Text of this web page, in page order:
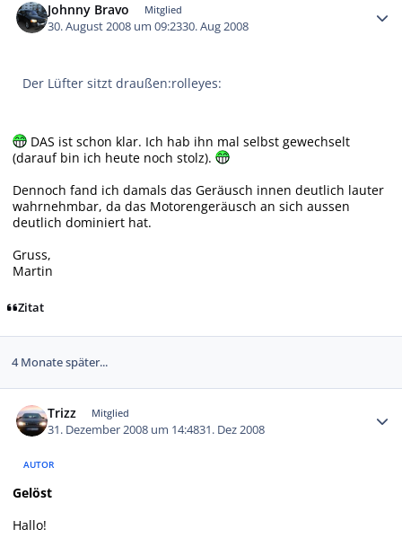
Johnny Bravo Mitglied
30. August 2008 um 09:2330. Aug 2008
Der Lüfter sitzt draußen:rolleyes:
DAS ist schon klar. Ich hab ihn mal selbst gewechselt
(darauf bin ich heute noch stolz).
Dennoch fand ich damals das Geräusch innen deutlich lauter
wahrnehmbar, da das Motorengeräusch an sich aussen
deutlich dominiert hat.
Gruss,
Martin
Zitat
4 Monate später...
Trizz Mitglied
31. Dezember 2008 um 14:4831. Dez 2008
AUTOR
Gelöst
Hallo!